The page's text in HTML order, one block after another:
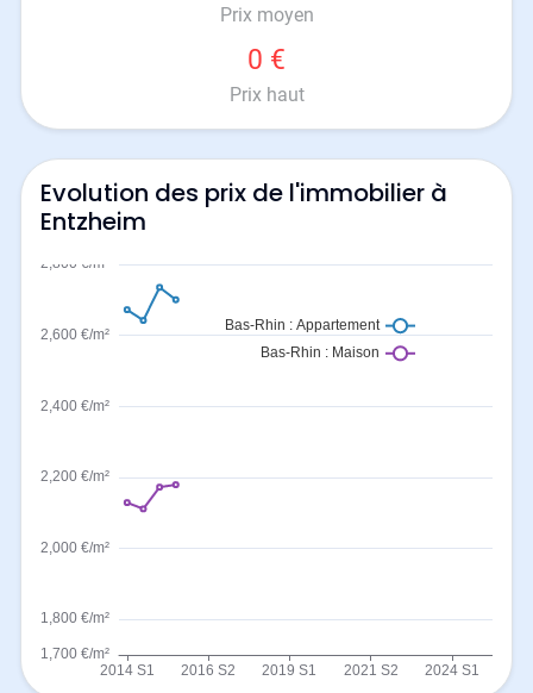
Prix moyen
0 €
Prix haut
Evolution des prix de l'immobilier à
Entzheim